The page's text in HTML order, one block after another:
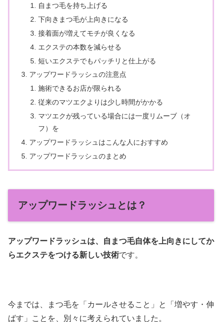
自まつ毛を持ち上げる
下向きまつ毛が上向きになる
接着面が増えてモチが良くなる
エクステの本数を減らせる
短いエクステでもパッチリと仕上がる
アップワードラッシュの注意点
施術できるお店が限られる
従来のマツエクよりは少し時間がかかる
マツエクが残っている場合には一度リムーブ（オ
フ）を
アップワードラッシュはこんな人におすすめ
アップワードラッシュのまとめ
アップワードラッシュとは？
アップワードラッシュは、自まつ毛自体を上向きにしてか
らエクステをつける新しい技術です。
今までは、まつ毛を「カールさせること」と「増やす・伸
ばす」ことを、別々に考えられていました。